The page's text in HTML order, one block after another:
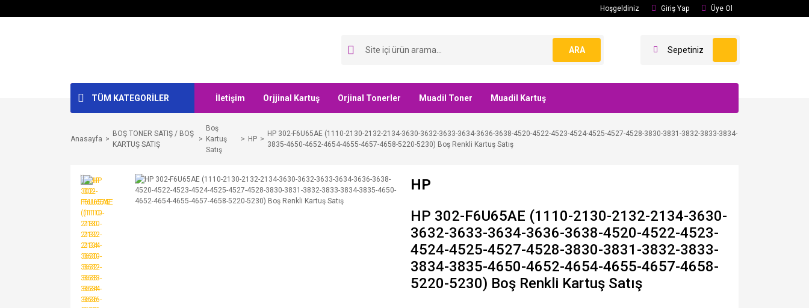
Hoşgeldiniz Giriş Yap Üye Ol
ARA Sepetiniz
TÜM KATEGORİLER İletişim Orjjinal Kartuş Orjinal Tonerler Muadil Toner Muadil Kartuş
Anasayfa
BOŞ TONER SATIŞ / BOŞ
KARTUŞ SATIŞ
Boş
Kartuş
Satış
HP
HP 302-F6U65AE (1110-2130-2132-2134-3630-3632-3633-3634-3636-3638-4520-4522-4523-4524-4525-4527-4528-3830-3831-3832-3833-3834-
3835-4650-4652-4654-4655-4657-4658-5220-5230) Boş Renkli Kartuş Satış
HP
HP 302-F6U65AE (1110-2130-2132-2134-3630-
3632-3633-3634-3636-3638-4520-4522-4523-
4524-4525-4527-4528-3830-3831-3832-3833-
3834-3835-4650-4652-4654-4655-4657-4658-
5220-5230) Boş Renkli Kartuş Satış